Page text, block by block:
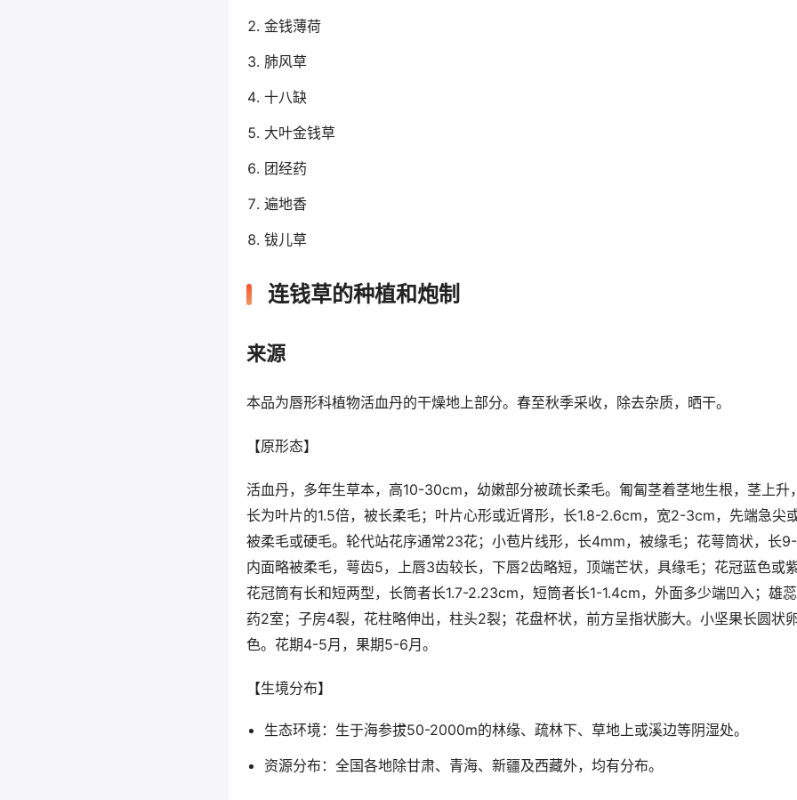
金钱薄荷
肺风草
十八缺
大叶金钱草
团经药
遍地香
钹儿草
连钱草的种植和炮制
来源
本品为唇形科植物活血丹的干燥地上部分。春至秋季采收，除去杂质，晒干。
【原形态】
活血丹，多年生草本，高10-30cm，幼嫩部分被疏长柔毛。匍匐茎着茎地生根，茎上升
长为叶片的1.5倍，被长柔毛；叶片心形或近肾形，长1.8-2.6cm，宽2-3cm，先端急尖
被柔毛或硬毛。轮代站花序通常23花；小苞片线形，长4mm，被缘毛；花萼筒状，长
内面略被柔毛，萼齿5，上唇3齿较长，下唇2齿略短，顶端芒状，具缘毛；花冠蓝色或
花冠筒有长和短两型，长筒者长1.7-2.23cm，短筒者长1-1.4cm，外面多少端凹入；雄
药2室；子房4裂，花柱略伸出，柱头2裂；花盘杯状，前方呈指状膨大。小坚果长圆状
色。花期4-5月，果期5-6月。
【生境分布】
生态环境：生于海参拔50-2000m的林缘、疏林下、草地上或溪边等阴湿处。
资源分布：全国各地除甘肃、青海、新疆及西藏外，均有分布。